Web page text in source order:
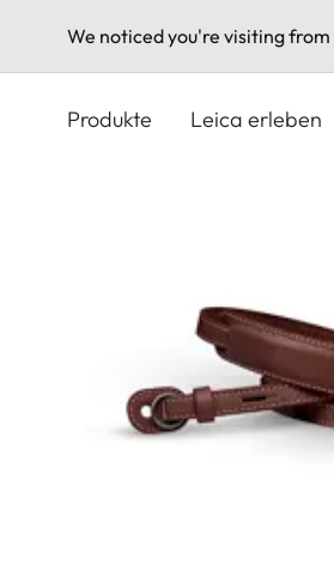
We noticed you're visiting from
Produkte Leica erleben